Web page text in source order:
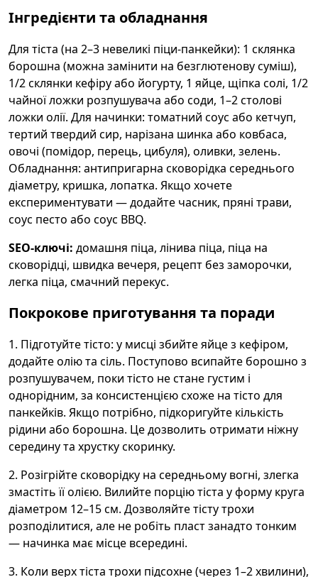
Інгредієнти та обладнання
Для тіста (на 2–3 невеликі піци-панкейки): 1 склянка
борошна (можна замінити на безглютенову суміш),
1/2 склянки кефіру або йогурту, 1 яйце, щіпка солі, 1/2
чайної ложки розпушувача або соди, 1–2 столові
ложки олії. Для начинки: томатний соус або кетчуп,
тертий твердий сир, нарізана шинка або ковбаса,
овочі (помідор, перець, цибуля), оливки, зелень.
Обладнання: антипригарна сковорідка середнього
діаметру, кришка, лопатка. Якщо хочете
експериментувати — додайте часник, пряні трави,
соус песто або соус BBQ.
SEO-ключі: домашня піца, лінива піца, піца на
сковорідці, швидка вечеря, рецепт без заморочки,
легка піца, смачний перекус.
Покрокове приготування та поради
1. Підготуйте тісто: у мисці збийте яйце з кефіром,
додайте олію та сіль. Поступово всипайте борошно з
розпушувачем, поки тісто не стане густим і
однорідним, за консистенцією схоже на тісто для
панкейків. Якщо потрібно, підкоригуйте кількість
рідини або борошна. Це дозволить отримати ніжну
середину та хрустку скоринку.
2. Розігрійте сковорідку на середньому вогні, злегка
змастіть її олією. Вилийте порцію тіста у форму круга
діаметром 12–15 см. Дозволяйте тісту трохи
розподілитися, але не робіть пласт занадто тонким
— начинка має місце всередині.
3. Коли верх тістa трохи підсохне (через 1–2 хвилини),